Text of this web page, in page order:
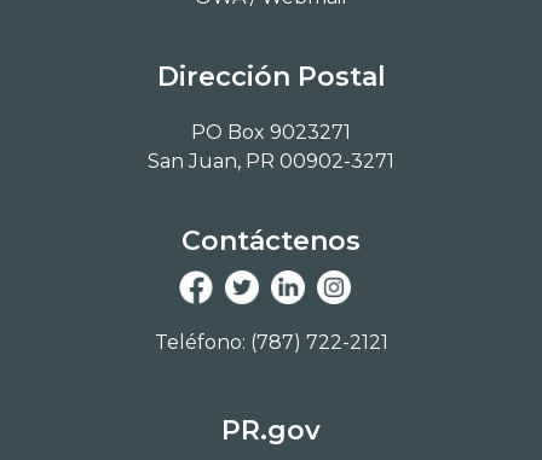
Dirección Postal
PO Box 9023271
San Juan, PR 00902-3271
Contáctenos
Teléfono: (787) 722-2121
PR.gov